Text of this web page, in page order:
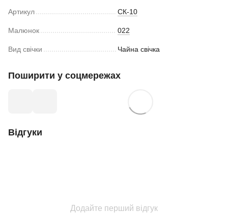
Артикул СК-10
Малюнок 022
Вид свічки Чайна свічка
Поширити у соцмережах
Відгуки
Додайте перший відгук